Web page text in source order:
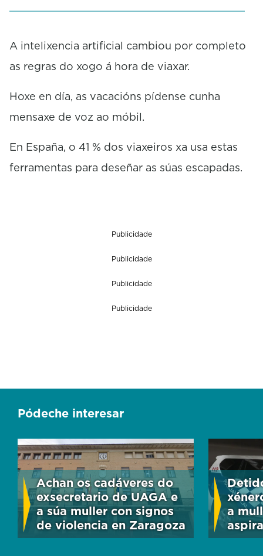
s
o
d
A intelixencia artificial cambiou por completo
as regras do xogo á hora de viaxar.
Hoxe en día, as vacacións pídense cunha
mensaxe de voz ao móbil.
En España, o 41 % dos viaxeiros xa usa estas
ferramentas para deseñar as súas escapadas.
Publicidade
Publicidade
Publicidade
Publicidade
Pódeche interesar
Achan os cadáveres do
exsecretario de UAGA e
a súa muller con signos
de violencia en Zaragoza
a